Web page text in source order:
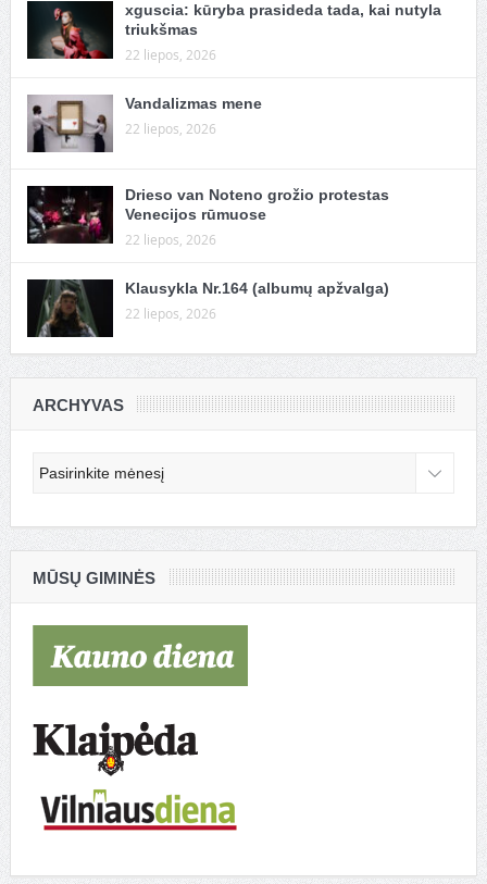
xguscia: kūryba prasideda tada, kai nutyla
triukšmas
22 liepos, 2026
Vandalizmas mene
22 liepos, 2026
Drieso van Noteno grožio protestas
Venecijos rūmuose
22 liepos, 2026
Klausykla Nr.164 (albumų apžvalga)
22 liepos, 2026
ARCHYVAS
MŪSŲ GIMINĖS